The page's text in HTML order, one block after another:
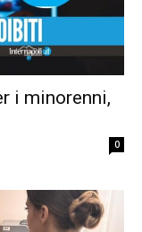
i minorenni,
0